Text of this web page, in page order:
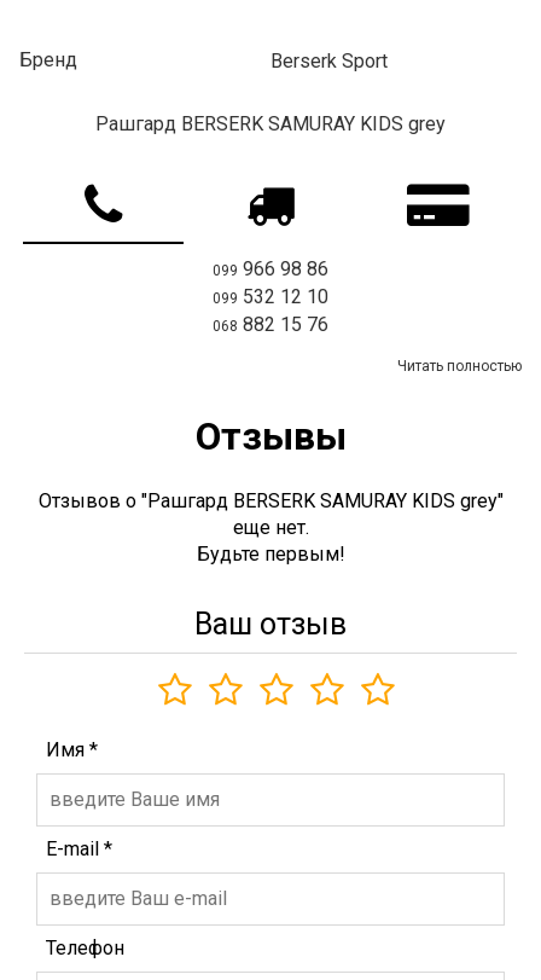
Бренд Berserk Sport
Рашгард BERSERK SAMURAY KIDS grey
099 966 98 86
099 532 12 10
068 882 15 76
Читать полностью
Отзывы
Отзывов о "Рашгард BERSERK SAMURAY KIDS grey"
еще нет.
Будьте первым!
Ваш отзыв
Имя *
E-mail *
Телефон